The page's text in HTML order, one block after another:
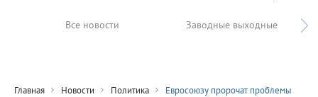
Все новости Заводные выходные
Главная Новости Политика
Евросоюзу пророчат проблемы